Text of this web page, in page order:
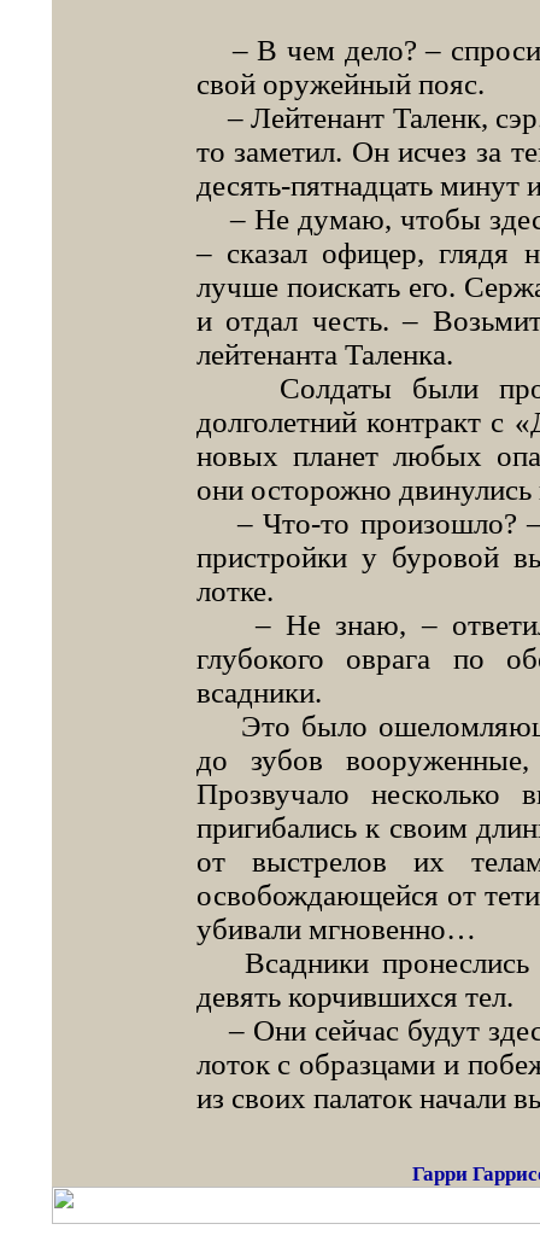
– В чем дело? –
свой оружейный пояс.
– Лейтенант Таленк,
то заметил. Он исчез за
десять-пятнадцать минут
– Не думаю, чтобы
– сказал офицер, глядя
лучше поискать его.
и отдал честь. –
лейтенанта Таленка.
Солдаты были
долголетний контракт
новых планет любых
они осторожно двинулись
– Что-то произошло? –
пристройки у буровой
лотке.
– Не знаю, –
глубокого оврага по
всадники.
Это было
до зубов
Прозвучало несколько
пригибались к своим
от выстрелов их
освобождающейся от
убивали мгновенно…
Всадники пронеслись
девять корчившихся тел.
– Они сейчас будут
лоток с образцами и
из своих палаток начали
Гарри